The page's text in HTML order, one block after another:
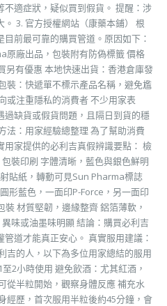
適症狀，疑似買到假貨。 提醒：涉
3. 官方授權網站（康藥本鋪） 根
前最可靠的購買管道。原因如下：
原廠出品，包裝附有防偽標籤 價格
另有優惠 本地快速出貨：香港倉庫發
裝：快遞單不標示產品名稱，避免尷
或注重隱私的消費者 不少用家表
缺貨或假貨問題，且隔日到貨的穩
法：用家經驗總整理 為了幫助消費
家提供的必利吉真假辨識要點： 檢
裝印刷 字體清晰，藍色與銀色鮮明
貼紙，轉動可見Sun Pharma標誌
形藍色，一面印P-Force，另一面印
材質堅韌，邊緣整齊 鋁箔薄軟，
味或油墨味明顯 結論：購買必利吉
道才能真正安心。 真實服用建議：
吉的人，以下為多位用家總結的服用
2小時使用 避免飲酒：尤其紅酒，
從半粒開始，觀察身體反應 補充水
經歷，首次服用半粒後約45分鐘，會